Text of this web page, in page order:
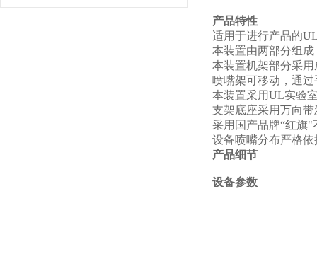
产品特性
适用于进行产品的
本装置由两部分组
本装置机架部分采
喷嘴架可移动，通
本装置采用UL实验
支架底座采用万向
采用国产品牌“红旗
设备喷嘴分布严格
产品细节
设备参数